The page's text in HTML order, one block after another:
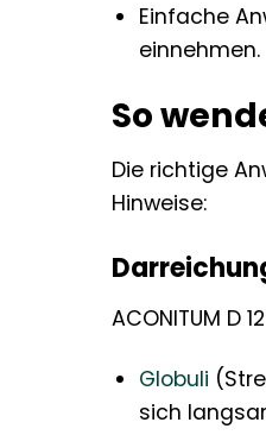
Einfache
einnehmen.
So
Die richtige
Hinweise:
ACONITUM D
Globuli
sich